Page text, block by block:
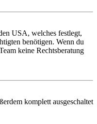
USA, welches festlegt,
benötigen. Wenn du
keine Rechtsberatung
komplett ausgeschaltet